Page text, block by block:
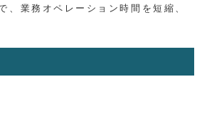
、業務オペレーション時間を短縮、